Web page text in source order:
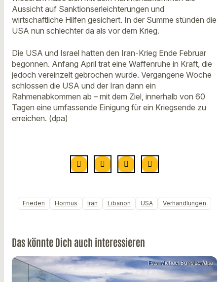
Aussicht auf Sanktionserleichterungen und
wirtschaftliche Hilfen gesichert. In der Summe stünden die
USA nun schlechter da als vor dem Krieg.
Die USA und Israel hatten den Iran-Krieg Ende Februar
begonnen. Anfang April trat eine Waffenruhe in Kraft, die
jedoch vereinzelt gebrochen wurde. Vergangene Woche
schlossen die USA und der Iran dann ein
Rahmenabkommen ab – mit dem Ziel, innerhalb von 60
Tagen eine umfassende Einigung für ein Kriegsende zu
erreichen. (dpa)
Frieden Hormus Iran Libanon USA Verhandlungen
Das könnte Dich auch interessieren
Foto: Michael Buholzer/dpa